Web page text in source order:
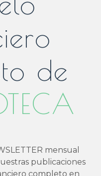
de
mensual
publicaciones
completo en